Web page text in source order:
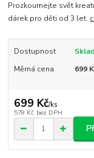
Prozkoumejte svět
dárek pro děti od 3 let.
Dostupnost
Měrná cena
699
699 Kč/ks
578 Kč bez DPH